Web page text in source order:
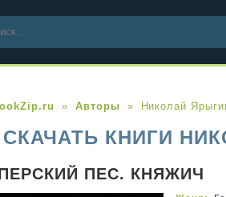
Авторы Николай
СКАЧАТЬ КНИГИ
ПЕС. КНЯЖИЧ